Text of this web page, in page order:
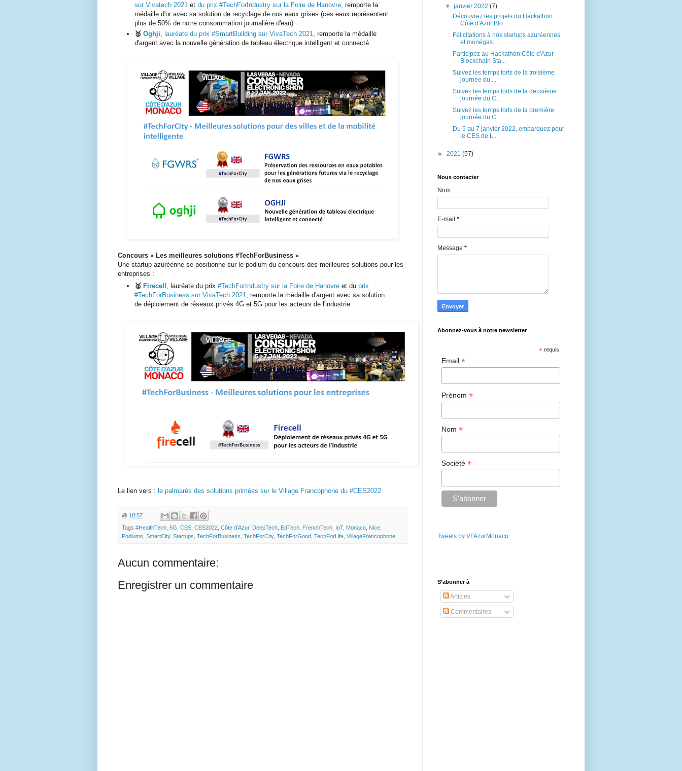
sur Vivatech 2021 et du prix #TechForIndustry sur la Foire de Hanovre , remporte la
médaille d'or avec sa solution de recyclage de nos eaux grises (ces eaux représentent
plus de 50% de notre consommation journalière d'eau)
🥈 Oghji, lauréate du prix #SmartBuilding sur VivaTech 2021, remporte la médaille
d'argent avec la nouvelle génération de tableau électrique intelligent et connecté
Concours « Les meilleures solutions #TechForBusiness »
Une startup azuréenne se positionne sur le podium du concours des meilleures solutions pour les
entreprises :
🥈 Firecell , lauréate du prix #TechForIndustry sur la Foire de Hanovre et du prix
#TechForBusiness sur VivaTech 2021, remporte la médaille d'argent avec sa solution
de déploiement de réseaux privés 4G et 5G pour les acteurs de l'industrie
Le lien vers : le palmarès des solutions primées sur le Village Francophone du #CES2022
@ 18:57
Tags #HealthTech 5G CES CES2022 Côte d'Azur, DeepTech EdTech FrenchTech IoT, Monaco Nice
Podiums SmartCity, Startups TechForBusiness TechForCity, TechForGood TechForLife VillageFrancophone
Aucun commentaire:
Enregistrer un commentaire
▼janvier 2022(7)
Découvrez les projets du Hackathon
Côte d'Azur Blo...
Félicitations à nos startups azuréennes
et monégas...
Participez au Hackathon Côte d'Azur
Blockchain Sta...
Suivez les temps forts de la troisième
journée du ...
Suivez les temps forts de la deuxième
journée du C...
Suivez les temps forts de la première
journée du C...
Du 5 au 7 janvier 2022, embarquez pour
le CES de L...
► 2021 (57)
Nous contacter
Nom
E-mail *
Message *
Abonnez-vous à notre newsletter
* requis
Email *
Prénom *
Nom *
Société *
Tweets by VFAzurMonaco
S’abonner à
Articles
Commentaires